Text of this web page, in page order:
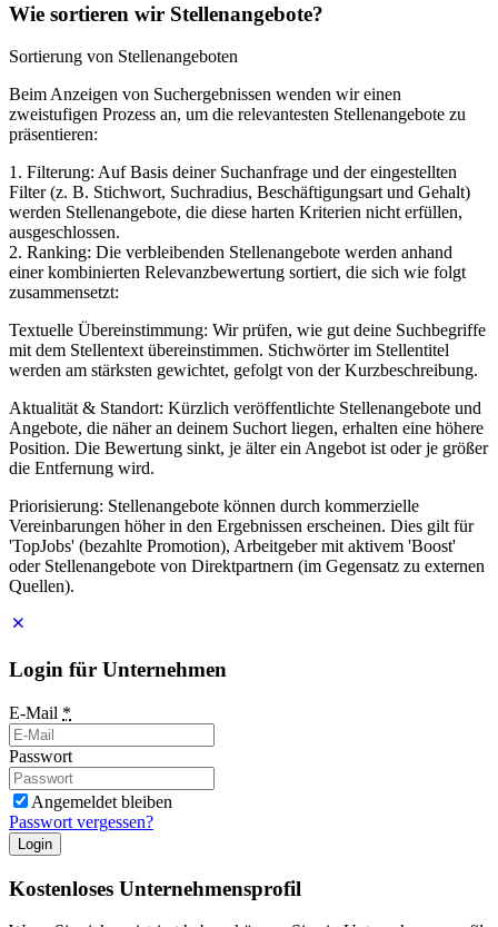
Wie sortieren wir Stellenangebote?
Sortierung von Stellenangeboten
Beim Anzeigen von Suchergebnissen wenden wir einen
zweistufigen Prozess an, um die relevantesten Stellenangebote zu
präsentieren:
1. Filterung: Auf Basis deiner Suchanfrage und der eingestellten
Filter (z. B. Stichwort, Suchradius, Beschäftigungsart und Gehalt)
werden Stellenangebote, die diese harten Kriterien nicht erfüllen,
ausgeschlossen.
2. Ranking: Die verbleibenden Stellenangebote werden anhand
einer kombinierten Relevanzbewertung sortiert, die sich wie folgt
zusammensetzt:
Textuelle Übereinstimmung: Wir prüfen, wie gut deine Suchbegriffe
mit dem Stellentext übereinstimmen. Stichwörter im Stellentitel
werden am stärksten gewichtet, gefolgt von der Kurzbeschreibung.
Aktualität & Standort: Kürzlich veröffentlichte Stellenangebote und
Angebote, die näher an deinem Suchort liegen, erhalten eine höhere
Position. Die Bewertung sinkt, je älter ein Angebot ist oder je größer
die Entfernung wird.
Priorisierung: Stellenangebote können durch kommerzielle
Vereinbarungen höher in den Ergebnissen erscheinen. Dies gilt für
'TopJobs' (bezahlte Promotion), Arbeitgeber mit aktivem 'Boost'
oder Stellenangebote von Direktpartnern (im Gegensatz zu externen
Quellen).
Login für Unternehmen
E-Mail *
Passwort
Angemeldet bleiben
Passwort vergessen?
Login
Kostenloses Unternehmensprofil